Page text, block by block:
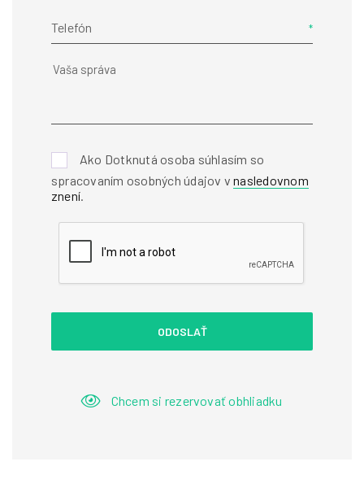
Telefón
Ako Dotknutá osoba súhlasím so
spracovaním osobných údajov vnasledovnom
znení.
ODOSLAŤ
Chcem si rezervovať obhliadku